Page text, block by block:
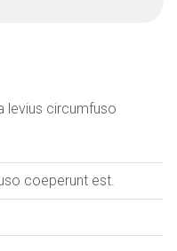
levius circumfuso
coeperunt est.